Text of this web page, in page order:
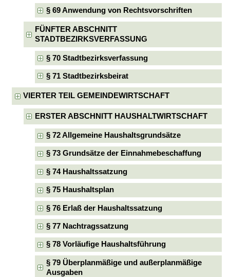
§ 69 Anwendung von Rechtsvorschriften
FÜNFTER ABSCHNITT
STADTBEZIRKSVERFASSUNG
§ 70 Stadtbezirksverfassung
§ 71 Stadtbezirksbeirat
VIERTER TEIL GEMEINDEWIRTSCHAFT
ERSTER ABSCHNITT HAUSHALTWIRTSCHAFT
§ 72 Allgemeine Haushaltsgrundsätze
§ 73 Grundsätze der Einnahmebeschaffung
§ 74 Haushaltssatzung
§ 75 Haushaltsplan
§ 76 Erlaß der Haushaltssatzung
§ 77 Nachtragssatzung
§ 78 Vorläufige Haushaltsführung
§ 79 Überplanmäßige und außerplanmäßige
Ausgaben